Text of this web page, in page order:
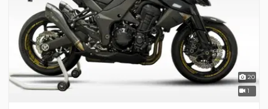
20
1